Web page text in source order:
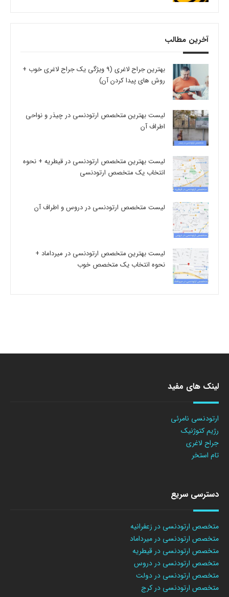
آخرین مطالب
بهترین جراح لاغری (9 ویژگی یک جراح لاغری خوب +
روش های پیدا کردن آن)
لیست بهترین متخصص ارتودنسی در چیذر و نواحی
اطراف آن
لیست بهترین متخصص ارتودنسی در قیطریه + نحوه
انتخاب یک متخصص ارتودنسی
لیست متخصص ارتودنسی در دروس و اطراف آن
لیست بهترین متخصص ارتودنسی در میرداماد +
نحوه انتخاب یک متخصص خوب
لینک های مفید
ارتودنسی نامرئی
رژیم کتوژنیک
جراح لاغری
تام استخر
دسترسی سریع
متخصص ارتودنسی در زعفرانیه
متخصص ارتودنسی در میرداماد
متخصص ارتودنسی در قیطریه
متخصص ارتودنسی در دروس
متخصص ارتودنسی در دولت
متخصص ارتودنسی در کرج